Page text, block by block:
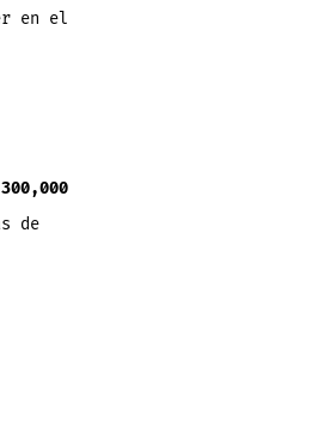
en el
300,000
de